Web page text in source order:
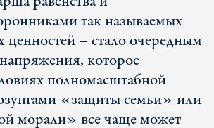
так называемых
– стало очередным
которое
полномасштабной
«защиты семьи» или
морали» все чаще может